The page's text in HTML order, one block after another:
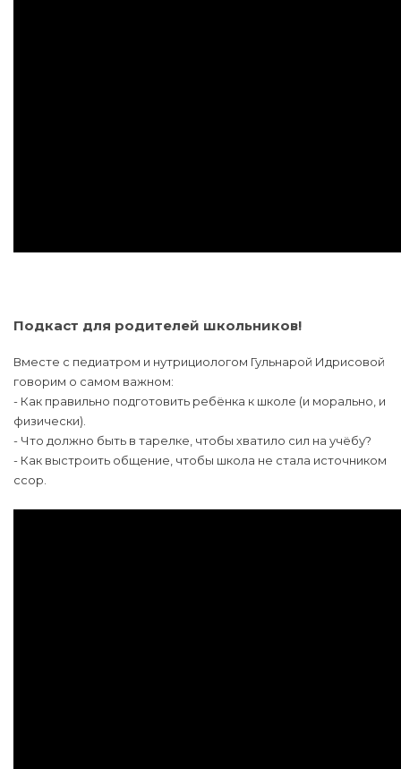
Подкаст для родителей школьников!
Вместе с педиатром и нутрициологом Гульнарой Идрисовой
говорим о самом важном:
- Как правильно подготовить ребёнка к школе (и морально, и
физически).
- Что должно быть в тарелке, чтобы хватило сил на учёбу?
- Как выстроить общение, чтобы школа не стала источником
ссор.